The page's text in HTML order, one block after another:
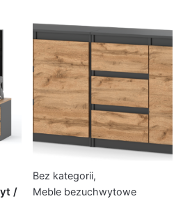
/
Bez kategorii,
Meble bezuchwytowe